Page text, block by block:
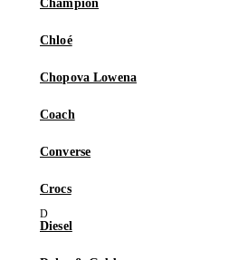
Champion
Chloé
Chopova Lowena
Coach
Converse
Crocs
Diesel